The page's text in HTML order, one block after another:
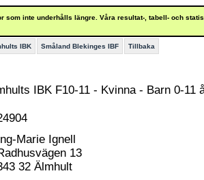
som inte underhålls längre. Våra resultat-, tabell- och
IBK Småland Blekinges IBF Tillbaka
IBK F10-11 - Kvinna - Barn 0-11
Marie Ignell
13
32 Älmhult